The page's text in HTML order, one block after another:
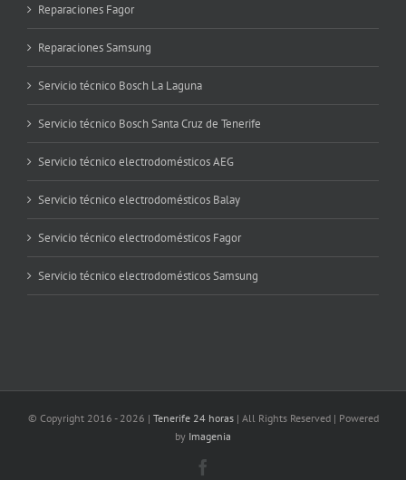
Reparaciones Fagor
Reparaciones Samsung
Servicio técnico Bosch La Laguna
Servicio técnico Bosch Santa Cruz de Tenerife
Servicio técnico electrodomésticos AEG
Servicio técnico electrodomésticos Balay
Servicio técnico electrodomésticos Fagor
Servicio técnico electrodomésticos Samsung
© Copyright 2016 - 2026 | Tenerife 24 horas| All Rights Reserved | Powered
by Imagenia